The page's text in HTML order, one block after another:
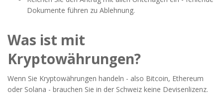
Dokumente führen zu Ablehnung.
Was ist mit
Kryptowährungen?
Wenn Sie Kryptowährungen handeln - also Bitcoin, Ethereum
oder Solana - brauchen Sie in der Schweiz keine Devisenlizenz.